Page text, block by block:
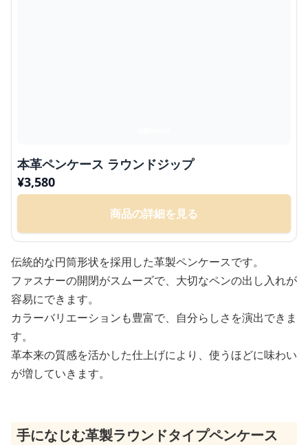
本革ペンケース ラウンドジップ
¥3,580
商品の詳細を見る
伝統的な円筒形状を採用した革製ペンケースです。
ファスナーの開閉がスムーズで、大切なペンの出し入れが
容易にできます。
カラーバリエーションも豊富で、自分らしさを演出できま
す。
革本来の質感を活かした仕上げにより、使うほどに味わい
が増していきます。
手になじむ革製ラウンドタイプペンケース